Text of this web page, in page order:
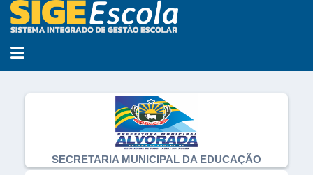
Abrir menu
SECRETARIA MUNICIPAL DA EDUCAÇÃO